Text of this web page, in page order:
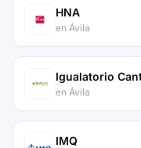
HNA
en Ávila
Igualatorio
en Ávila
IMQ